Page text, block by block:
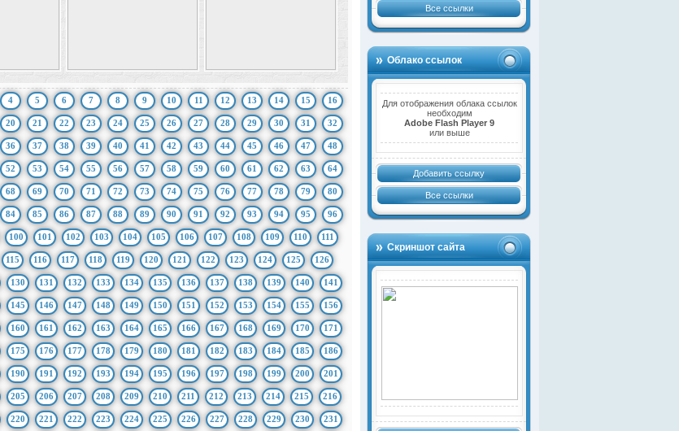
Все ссылки
Облако ссылок
Для отображения облака ссылок
необходим
Adobe Flash Player 9
или выше
Добавить ссылку
Все ссылки
Скриншот сайта
4 5 6 7 8 9 10 11 12 13 14 15 16
20 21 22 23 24 25 26 27 28 29 30 31 32
36 37 38 39 40 41 42 43 44 45 46 47 48
52 53 54 55 56 57 58 59 60 61 62 63 64
68 69 70 71 72 73 74 75 76 77 78 79 80
84 85 86 87 88 89 90 91 92 93 94 95 96
100 101 102 103 104 105 106 107 108 109 110 111
115 116 117 118 119 120 121 122 123 124 125 126
130 131 132 133 134 135 136 137 138 139 140 141
145 146 147 148 149 150 151 152 153 154 155 156
160 161 162 163 164 165 166 167 168 169 170 171
175 176 177 178 179 180 181 182 183 184 185 186
190 191 192 193 194 195 196 197 198 199 200 201
205 206 207 208 209 210 211 212 213 214 215 216
220 221 222 223 224 225 226 227 228 229 230 231